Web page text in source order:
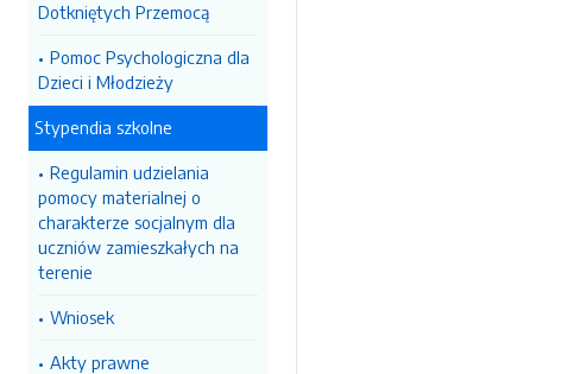
Dotkniętych Przemocą
Pomoc Psychologiczna dla
Dzieci i Młodzieży
Stypendia szkolne
Regulamin udzielania
pomocy materialnej o
charakterze socjalnym dla
uczniów zamieszkałych na
terenie
Wniosek
Akty prawne